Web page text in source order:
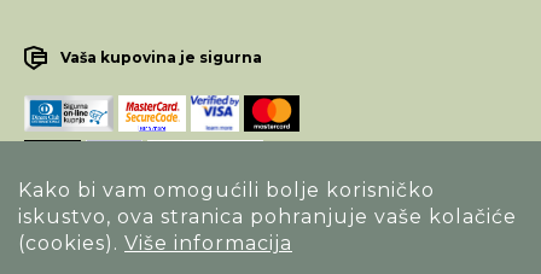
Kako bi vam omogućili bolje korisničko
iskustvo, ova stranica pohranjuje vaše kolačiće
(cookies). Više informacija
Vaša kupovina je sigurna
Opći uvjeti poslovanja